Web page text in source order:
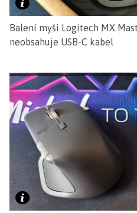
Balení myši Logitech MX
neobsahuje USB-C kabel